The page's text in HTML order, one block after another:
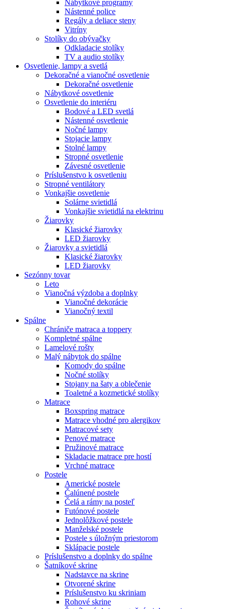
Nábytkové programy
Nástenné police
Regály a deliace steny
Vitríny
Stolíky do obývačky
Odkladacie stolíky
TV a audio stolíky
Osvetlenie, lampy a svetlá
Dekoračné a vianočné osvetlenie
Dekoračné osvetlenie
Nábytkové osvetlenie
Osvetlenie do interiéru
Bodové a LED svetlá
Nástenné osvetlenie
Nočné lampy
Stojacie lampy
Stolné lampy
Stropné osvetlenie
Závesné osvetlenie
Príslušenstvo k osvetleniu
Stropné ventilátory
Vonkajšie osvetlenie
Solárne svietidlá
Vonkajšie svietidlá na elektrinu
Žiarovky
Klasické žiarovky
LED žiarovky
Žiarovky a svietidlá
Klasické žiarovky
LED žiarovky
Sezónny tovar
Leto
Vianočná výzdoba a doplnky
Vianočné dekorácie
Vianočný textil
Spálne
Chrániče matraca a toppery
Kompletné spálne
Lamelové rošty
Malý nábytok do spálne
Komody do spálne
Nočné stolíky
Stojany na šaty a oblečenie
Toaletné a kozmetické stolíky
Matrace
Boxspring matrace
Matrace vhodné pro alergikov
Matracové sety
Penové matrace
Pružinové matrace
Skladacie matrace pre hostí
Vrchné matrace
Postele
Americké postele
Čalúnené postele
Čelá a rámy na posteľ
Futónové postele
Jednolôžkové postele
Manželské postele
Postele s úložným priestorom
Sklápacie postele
Príslušenstvo a doplnky do spálne
Šatníkové skrine
Nadstavce na skrine
Otvorené skrine
Príslušenstvo ku skriniam
Rohové skrine